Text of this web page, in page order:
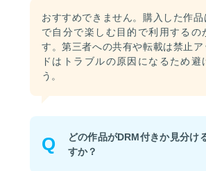
おすすめできません。購入した作品
で自分で楽しむ目的で利用するの
す。第三者への共有や転載は禁止ア
ドはトラブルの原因になるため避
う。
Q
どの作品がDRM付きか見分け
すか？